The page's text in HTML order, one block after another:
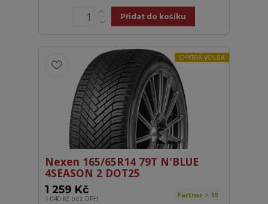
Přidat do košíku
CHYTRÁ VOLBA
Nexen 165/65R14 79T N'BLUE
4SEASON 2 DOT25
1 259 Kč
1 040 Kč bez DPH Partner > 10